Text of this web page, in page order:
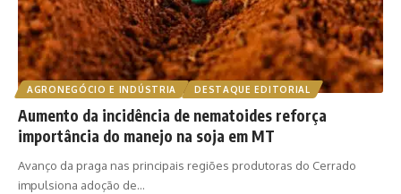
AGRONEGÓCIO E INDÚSTRIA DESTAQUE EDITORIAL
Aumento da incidência de nematoides reforça
importância do manejo na soja em MT
Avanço da praga nas principais regiões produtoras do Cerrado
impulsiona adoção de…